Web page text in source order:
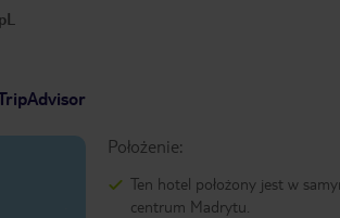
Położenie:
Ten hotel położony jest w
centrum Madrytu.